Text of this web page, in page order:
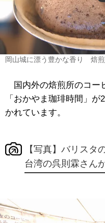
岡山城に漂う豊かな香り 焙
国内外の焙煎所のコー
「おかやま珈琲時間」
かれています。
【写真】バリスタ
台湾の呉則霖さん